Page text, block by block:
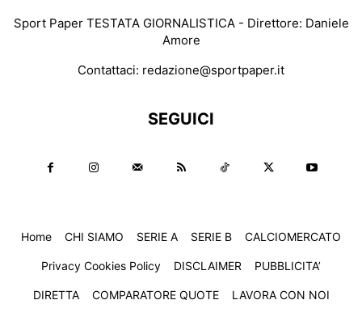
Sport Paper TESTATA GIORNALISTICA - Direttore: Daniele
Amore
Contattaci: redazione@sportpaper.it
SEGUICI
Home CHI SIAMO SERIE A SERIE B CALCIOMERCATO
Privacy Cookies Policy DISCLAIMER PUBBLICITA’
DIRETTA COMPARATORE QUOTE LAVORA CON NOI